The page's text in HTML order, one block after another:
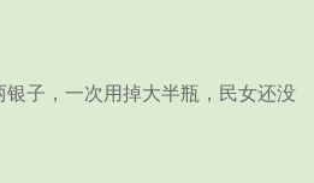
子，一次用掉大半瓶，民女还没